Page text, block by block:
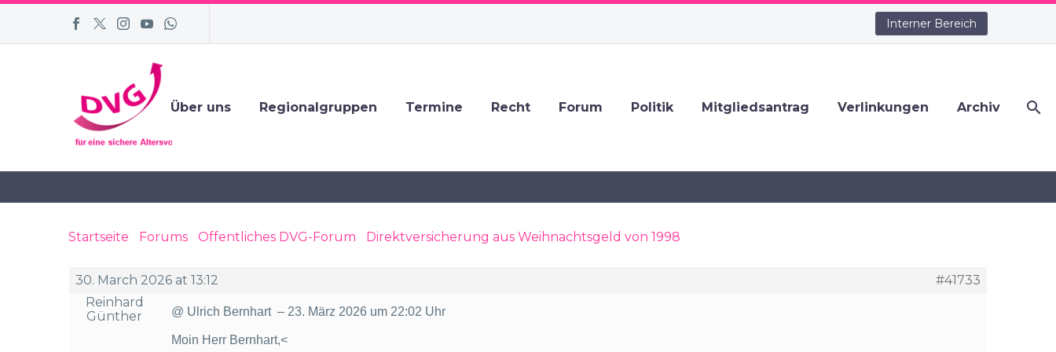
Interner Bereich
Über uns Regionalgruppen Termine Recht Forum Politik Mitgliedsantrag Verlinkungen Archiv
Startseite Forums Öffentliches DVG-Forum Direktversicherung aus Weihnachtsgeld von 1998
30. March 2026 at 13:12
#41733
Reinhard
Günther
@ Ulrich Bernhart – 23. März 2026 um 22:02 Uhr
Moin Herr Bernhart,<